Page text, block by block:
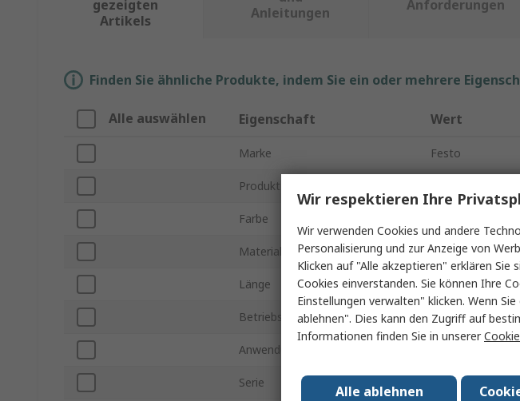
gezeigten
Artikels
Anleitungen
Anforderungen
Finden Sie ähnliche Produkte, indem Sie ein oder mehrere
Alle auswählen Eigenschaft Wert
Marke Festo
Produkt Typ
Farbe
Material Polyurethan
Länge 50m
Betriebsdruck max. 10 bar
Anwendung
Serie PUN-H
Wir respektieren Ihre
Wir verwenden Cookies und andere
Personalisierung und zur Anzeige von
Klicken auf "Alle akzeptieren" erklären
Cookies einverstanden. Sie können Ihre
Einstellungen verwalten" klicken. Wenn
ablehnen". Dies kann den Zugriff auf
Informationen finden Sie in unserer
Alle ablehnen